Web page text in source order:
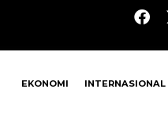
EKONOMI INTERNASIONAL